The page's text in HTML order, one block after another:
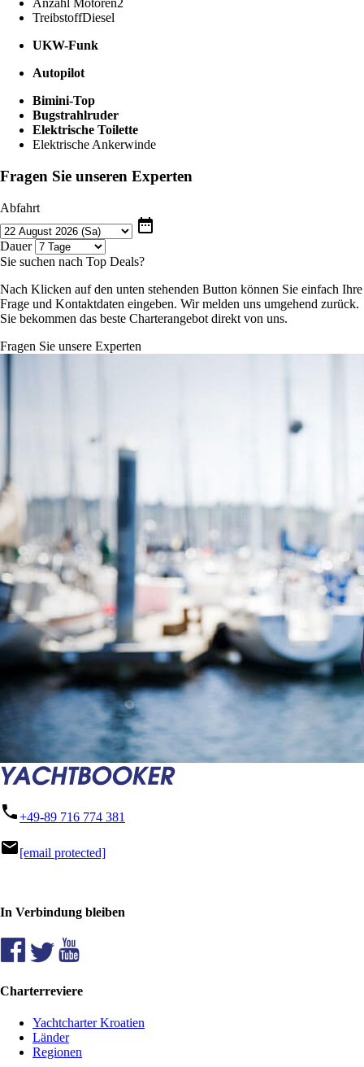
Anzahl Motoren2
TreibstoffDiesel
UKW-Funk
Autopilot
Bimini-Top
Bugstrahlruder
Elektrische Toilette
Elektrische Ankerwinde
Fragen Sie unseren Experten
Abfahrt
date_range
Dauer
Sie suchen nach Top Deals?
Nach Klicken auf den unten stehenden Button können Sie einfach Ihre
Frage und Kontaktdaten eingeben. Wir melden uns umgehend zurück.
Sie bekommen das beste Charterangebot direkt von uns.
Fragen Sie unsere Experten
phone+49-89 716 774 381
mail[email protected]
In Verbindung bleiben
Charterreviere
Yachtcharter Kroatien
Länder
Regionen